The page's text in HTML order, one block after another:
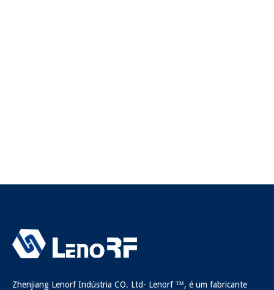
Zhenjiang Lenorf Indústria CO. Ltd- Lenorf ™, é um fabricante